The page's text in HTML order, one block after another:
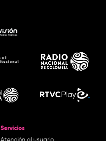
Servicios